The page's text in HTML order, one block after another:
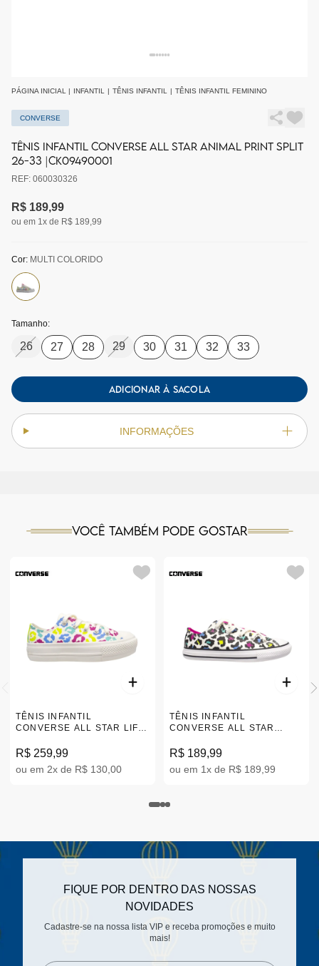
PÁGINA INICIAL | INFANTIL | TÊNIS INFANTIL | TÊNIS INFANTIL FEMININO
CONVERSE
TÊNIS INFANTIL CONVERSE ALL STAR ANIMAL PRINT SPLIT
26-33 |CK09490001
REF: 060030326
R$ 189,99
ou em 1x de R$ 189,99
Cor: MULTI COLORIDO
Tamanho:
26 27 28 29 30 31 32 33
ADICIONAR À SACOLA
INFORMAÇÕES
Você também pode gostar
TÊNIS INFANTIL
CONVERSE ALL STAR LIFT
|CK09450001
R$ 259,99
ou em 2x de R$ 130,00
TÊNIS INFANTIL
CONVERSE ALL STAR
BRANCO 26-33
R$ 189,99
ou em 1x de R$ 189,99
FIQUE POR DENTRO DAS NOSSAS
NOVIDADES
Cadastre-se na nossa lista VIP e receba promoções e muito
mais!